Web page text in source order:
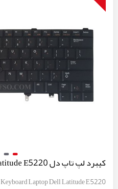
کیبرد لپ تاپ دل Latitude E5220
Keyboard Laptop Dell Latitude E5220